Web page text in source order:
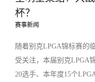
杯？
赛事新闻
随着别克LPGA锦标赛的
受关注，本届别克LPGA
20选手、本年度15个